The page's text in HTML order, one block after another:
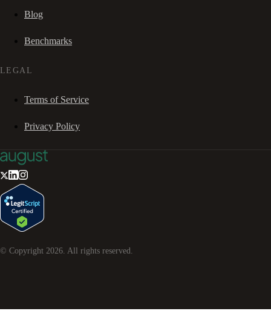
Blog
Benchmarks
LEGAL
Terms of Service
Privacy Policy
© Copyright 2026 . All rights reserved.